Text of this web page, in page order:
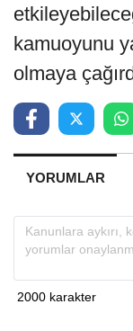
kamuoyunu
olmaya
YORUMLAR